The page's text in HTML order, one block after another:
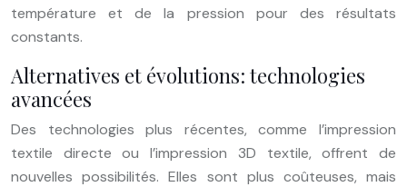
température et de la pression pour des résultats
constants.
Alternatives et évolutions: technologies
avancées
Des technologies plus récentes, comme l’impression
textile directe ou l’impression 3D textile, offrent de
nouvelles possibilités. Elles sont plus coûteuses, mais